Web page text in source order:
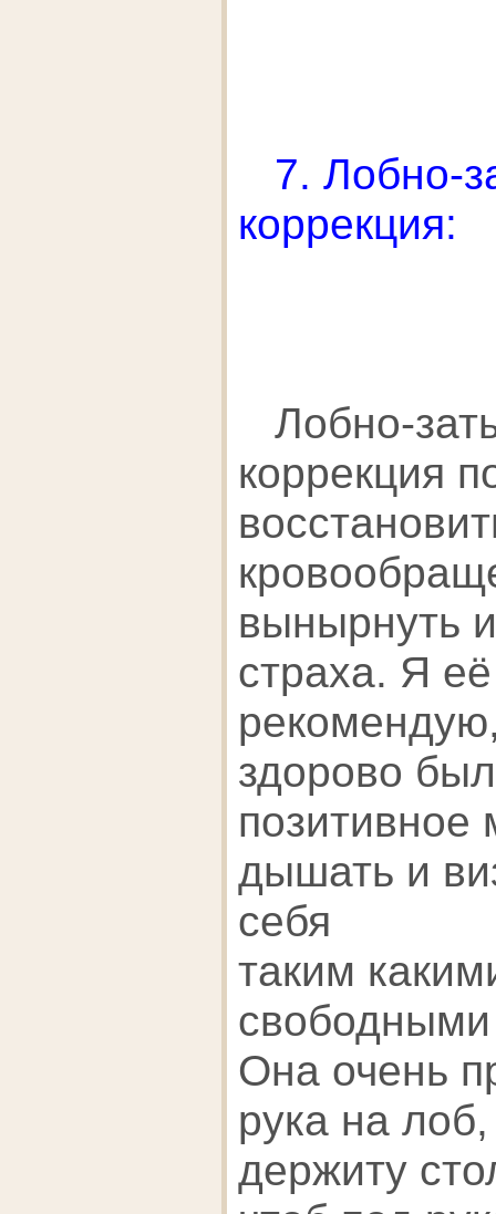
7. Лобно-
коррекция:
Лобно-
коррекция
вынырнуть
страха. Я
здорово
дышать и
себя
таким
Она очень
рука на
держиту